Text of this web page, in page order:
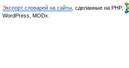
Экспорт словарей на сайты , сделанные на PHP,
WordPress, MODx.